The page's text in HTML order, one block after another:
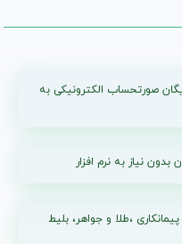
صورتحساب الکترونیکی به
نیاز به نرم افزار
،طلا و جواهر، بلیط